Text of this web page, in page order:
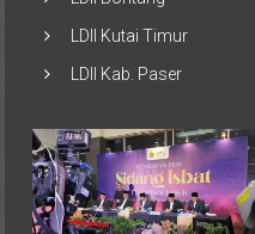
LDII Kutai Timur